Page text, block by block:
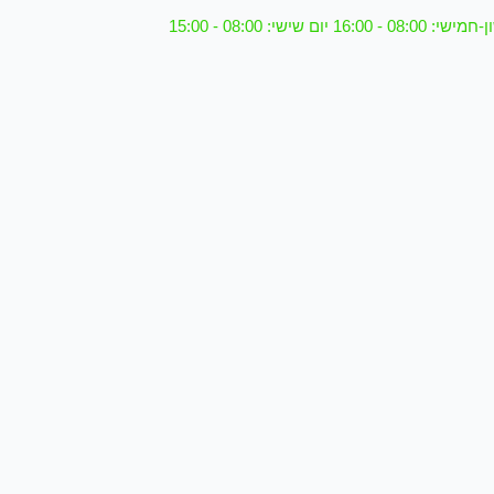
- 16:00 יום שישי: 08:00 - 15:00